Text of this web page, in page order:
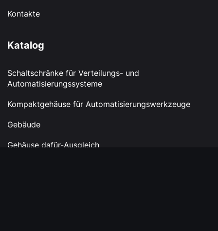
Kontakte
Katalog
Schaltschränke für Verteilungs- und
Automatisierungssysteme
Kompaktgehäuse für Automatisierungswerkzeuge
Gebäude
Gehäuse dafür-Ausgleich